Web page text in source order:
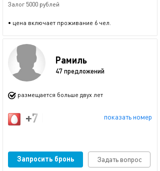
Залог 5000 рублей
• цена включает проживание 6 чел.
Рамиль
47 предложений
размещается больше двух лет
показать номер
+7 (917) 914-57-73
Запросить бронь Задать вопрос